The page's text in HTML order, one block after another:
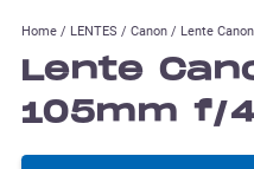
Home / LENTES / Canon / Lente
Lente
105mm f/